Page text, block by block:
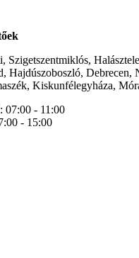
Szigetszentmiklós,
Hajdúszoboszló,
Kiskunfélegyháza,
07:00 - 11:00
- 15:00